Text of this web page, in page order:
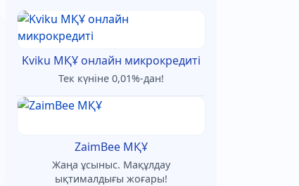
Kviku МҚҰ онлайн микрокредиті
Тек күніне 0,01%-дан!
ZaimBee МҚҰ
Жаңа ұсыныс. Мақұлдау
ықтималдығы жоғары!